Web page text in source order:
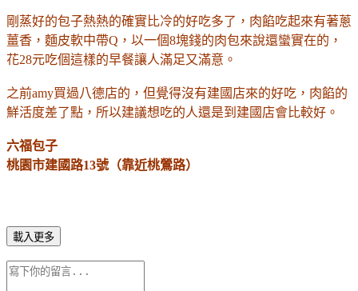
剛蒸好的包子熱熱的確實比冷的好吃多了，肉餡吃起來有著蔥
薑香，麵皮軟中帶Q，以一個8塊錢的肉包來說還蠻實在的，
花28元吃個這樣的早餐讓人滿足又滿意。
之前amy買過八德店的，但覺得沒有建國店來的好吃，肉餡的
鮮活度差了點，所以建議想吃的人還是到建國店會比較好。
六福包子
桃園市建國路13號（靠近桃鶯路）
載入更多